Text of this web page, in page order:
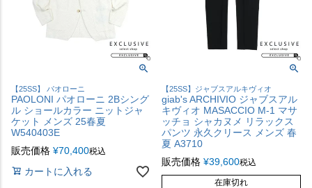
【25SS】 パオローニ
PAOLONI パオローニ 2Bシング
ル ショールカラー ニットジャ
ケット メンズ 25春夏
W540403E
販売価格 ¥70,400税込
カートに入れる
【25SS】ジャブスアルキヴィオ
giab's ARCHIVIO ジャブスアル
キヴィオ MASACCIO M-1 マサ
ッチョ シャカヌメ リラックス
パンツ 永久クリース メンズ 春
夏 A3710
販売価格 ¥39,600税込
在庫切れ